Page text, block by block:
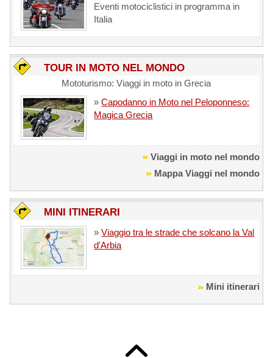
Eventi motociclistici in programma in
Italia
TOUR IN MOTO NEL MONDO
Mototurismo: Viaggi in moto in Grecia
»Capodanno in Moto nel Peloponneso:
Magica Grecia
Viaggi in moto nel mondo
Mappa Viaggi nel mondo
MINI ITINERARI
»Viaggio tra le strade che solcano la Val
d'Arbia
Mini itinerari